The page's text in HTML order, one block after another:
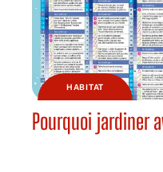
HABITAT
Pourquoi jardiner